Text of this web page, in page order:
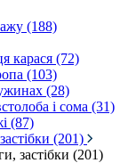
(188)
карася (72)
(103)
(28)
і сома (31)
(87)
(201)
застібки (201)